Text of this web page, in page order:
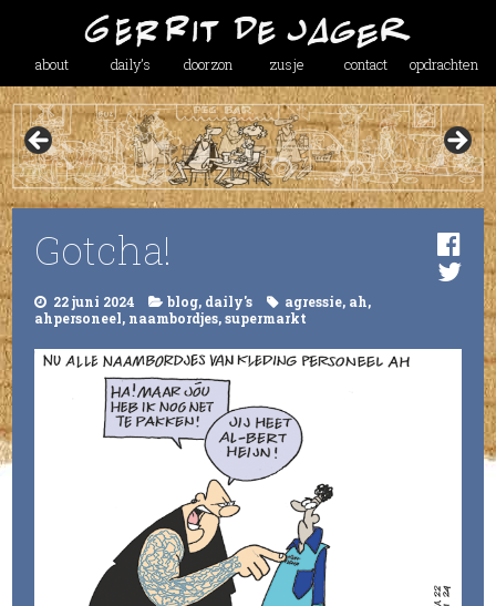
about daily’s doorzon zusje contact opdrachten
Gotcha!
22 juni 2024 blog, daily's agressie, ah,
ahpersoneel, naambordjes,supermarkt